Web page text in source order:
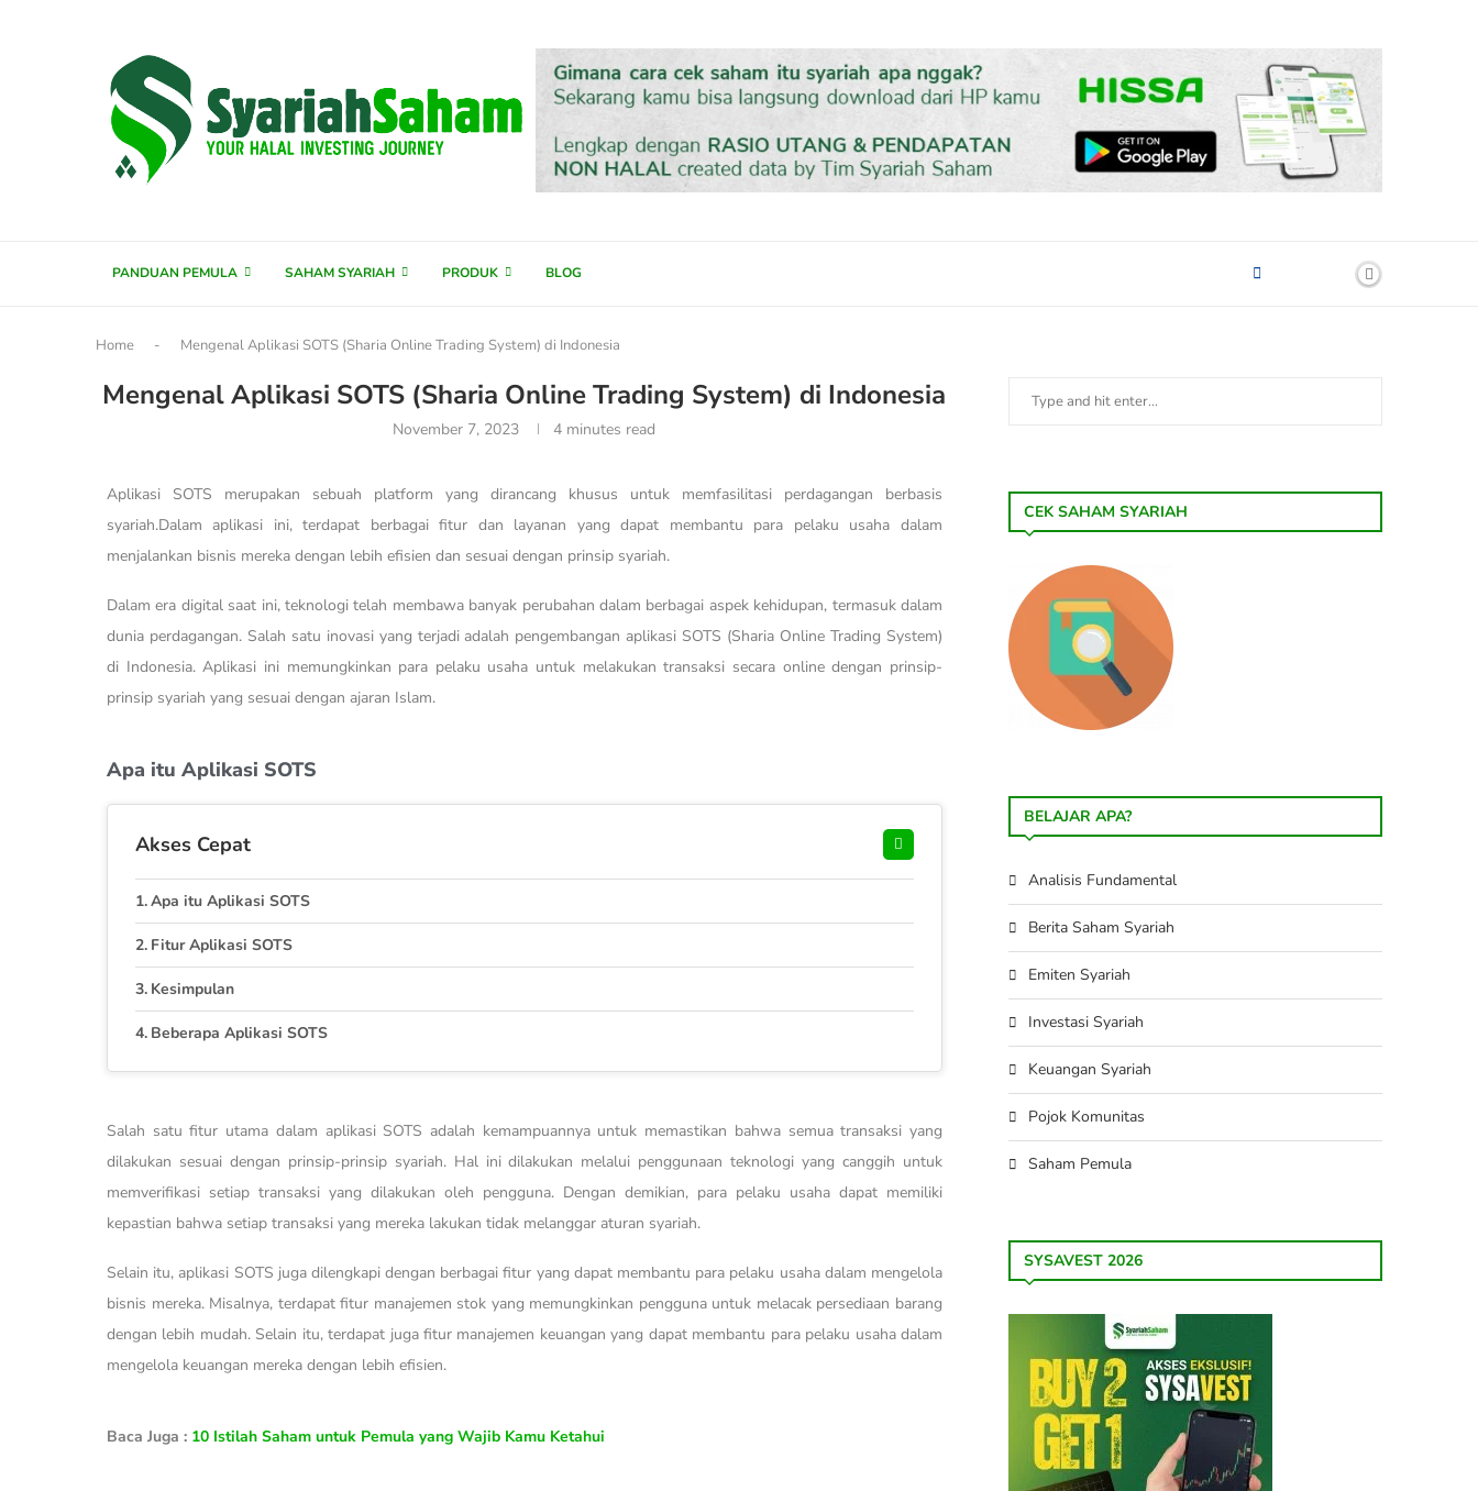
PANDUAN PEMULA SAHAM SYARIAH PRODUK BLOG
Home - Mengenal Aplikasi SOTS (Sharia Online Trading System) di Indonesia
Mengenal Aplikasi SOTS (Sharia Online Trading System) di Indonesia
November 7, 2023 4 minutes read
Aplikasi SOTS merupakan sebuah platform yang dirancang khusus untuk memfasilitasi perdagangan berbasis
syariah.Dalam aplikasi ini, terdapat berbagai fitur dan layanan yang dapat membantu para pelaku usaha dalam
menjalankan bisnis mereka dengan lebih efisien dan sesuai dengan prinsip syariah.
Dalam era digital saat ini, teknologi telah membawa banyak perubahan dalam berbagai aspek kehidupan, termasuk dalam
dunia perdagangan. Salah satu inovasi yang terjadi adalah pengembangan aplikasi SOTS (Sharia Online Trading System)
di Indonesia. Aplikasi ini memungkinkan para pelaku usaha untuk melakukan transaksi secara online dengan prinsip-
prinsip syariah yang sesuai dengan ajaran Islam.
Apa itu Aplikasi SOTS
Akses Cepat
Apa itu Aplikasi SOTS
Fitur Aplikasi SOTS
Kesimpulan
Beberapa Aplikasi SOTS
Salah satu fitur utama dalam aplikasi SOTS adalah kemampuannya untuk memastikan bahwa semua transaksi yang
dilakukan sesuai dengan prinsip-prinsip syariah. Hal ini dilakukan melalui penggunaan teknologi yang canggih untuk
memverifikasi setiap transaksi yang dilakukan oleh pengguna. Dengan demikian, para pelaku usaha dapat memiliki
kepastian bahwa setiap transaksi yang mereka lakukan tidak melanggar aturan syariah.
Selain itu, aplikasi SOTS juga dilengkapi dengan berbagai fitur yang dapat membantu para pelaku usaha dalam mengelola
bisnis mereka. Misalnya, terdapat fitur manajemen stok yang memungkinkan pengguna untuk melacak persediaan barang
dengan lebih mudah. Selain itu, terdapat juga fitur manajemen keuangan yang dapat membantu para pelaku usaha dalam
mengelola keuangan mereka dengan lebih efisien.
Baca Juga : 10 Istilah Saham untuk Pemula yang Wajib Kamu Ketahui
CEK SAHAM SYARIAH
BELAJAR APA?
Analisis Fundamental
Berita Saham Syariah
Emiten Syariah
Investasi Syariah
Keuangan Syariah
Pojok Komunitas
Saham Pemula
SYSAVEST 2026